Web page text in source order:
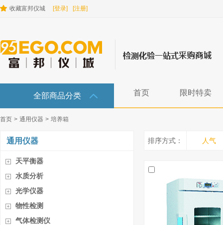
收藏富邦仪城 [登录] [注册]
全部商品分类 首页 限时特卖
首页 > 通用仪器 > 培养箱
通用仪器
天平衡器
水质分析
光学仪器
物性检测
气体检测仪
排序方式： 人气